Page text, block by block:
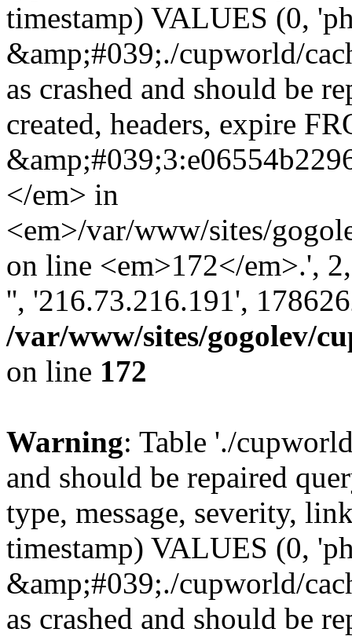
timestamp) VALUES (0,
&amp;#039;./cupworld/
as crashed and should be
created, headers, expire
</em> in
<em>/var/www/sites/
on line <em>172</em>.',
'', '216.73.216.191',
/var/www/sites/gogolev/
on line 172
Warning: Table './
and should be repaired
type, message, severity,
timestamp) VALUES (0,
&amp;#039;./cupworld/
as crashed and should be